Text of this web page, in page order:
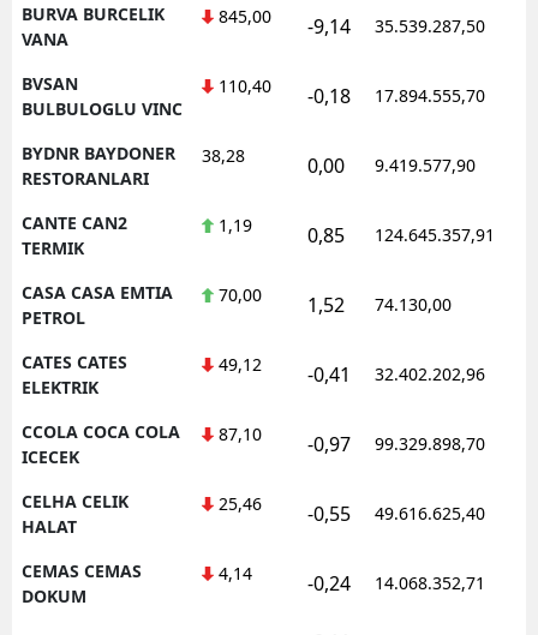
BURVA BURCELIK
VANA
845,00 -9,14 35.539.287,50
BVSAN
BULBULOGLU VINC
110,40 -0,18 17.894.555,70
BYDNR BAYDONER
RESTORANLARI
38,28 0,00 9.419.577,90
CANTE CAN2
TERMIK
1,19 0,85 124.645.357,91
CASA CASA EMTIA
PETROL
70,00 1,52 74.130,00
CATES CATES
ELEKTRIK
49,12 -0,41 32.402.202,96
CCOLA COCA COLA
ICECEK
87,10 -0,97 99.329.898,70
CELHA CELIK
HALAT
25,46 -0,55 49.616.625,40
CEMAS CEMAS
DOKUM
4,14 -0,24 14.068.352,71